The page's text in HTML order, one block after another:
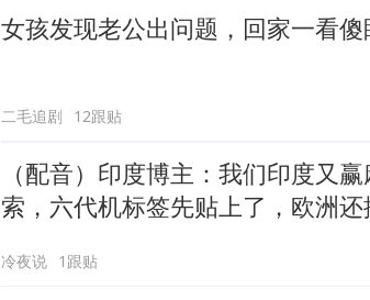
女孩发现老公出问题，回家一看傻
二毛追剧 12跟贴
（配音）印度博主：我们印度又
索，六代机标签先贴上了，欧洲
冷夜说 1跟贴